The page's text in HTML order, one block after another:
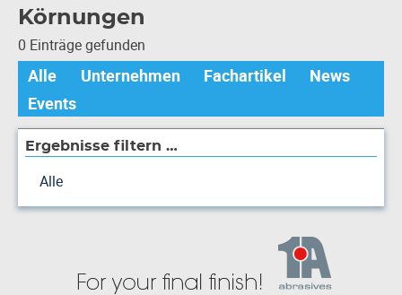
Körnungen
0 Einträge gefunden
Alle Unternehmen Fachartikel
News
Events
Ergebnisse filtern …
Alle